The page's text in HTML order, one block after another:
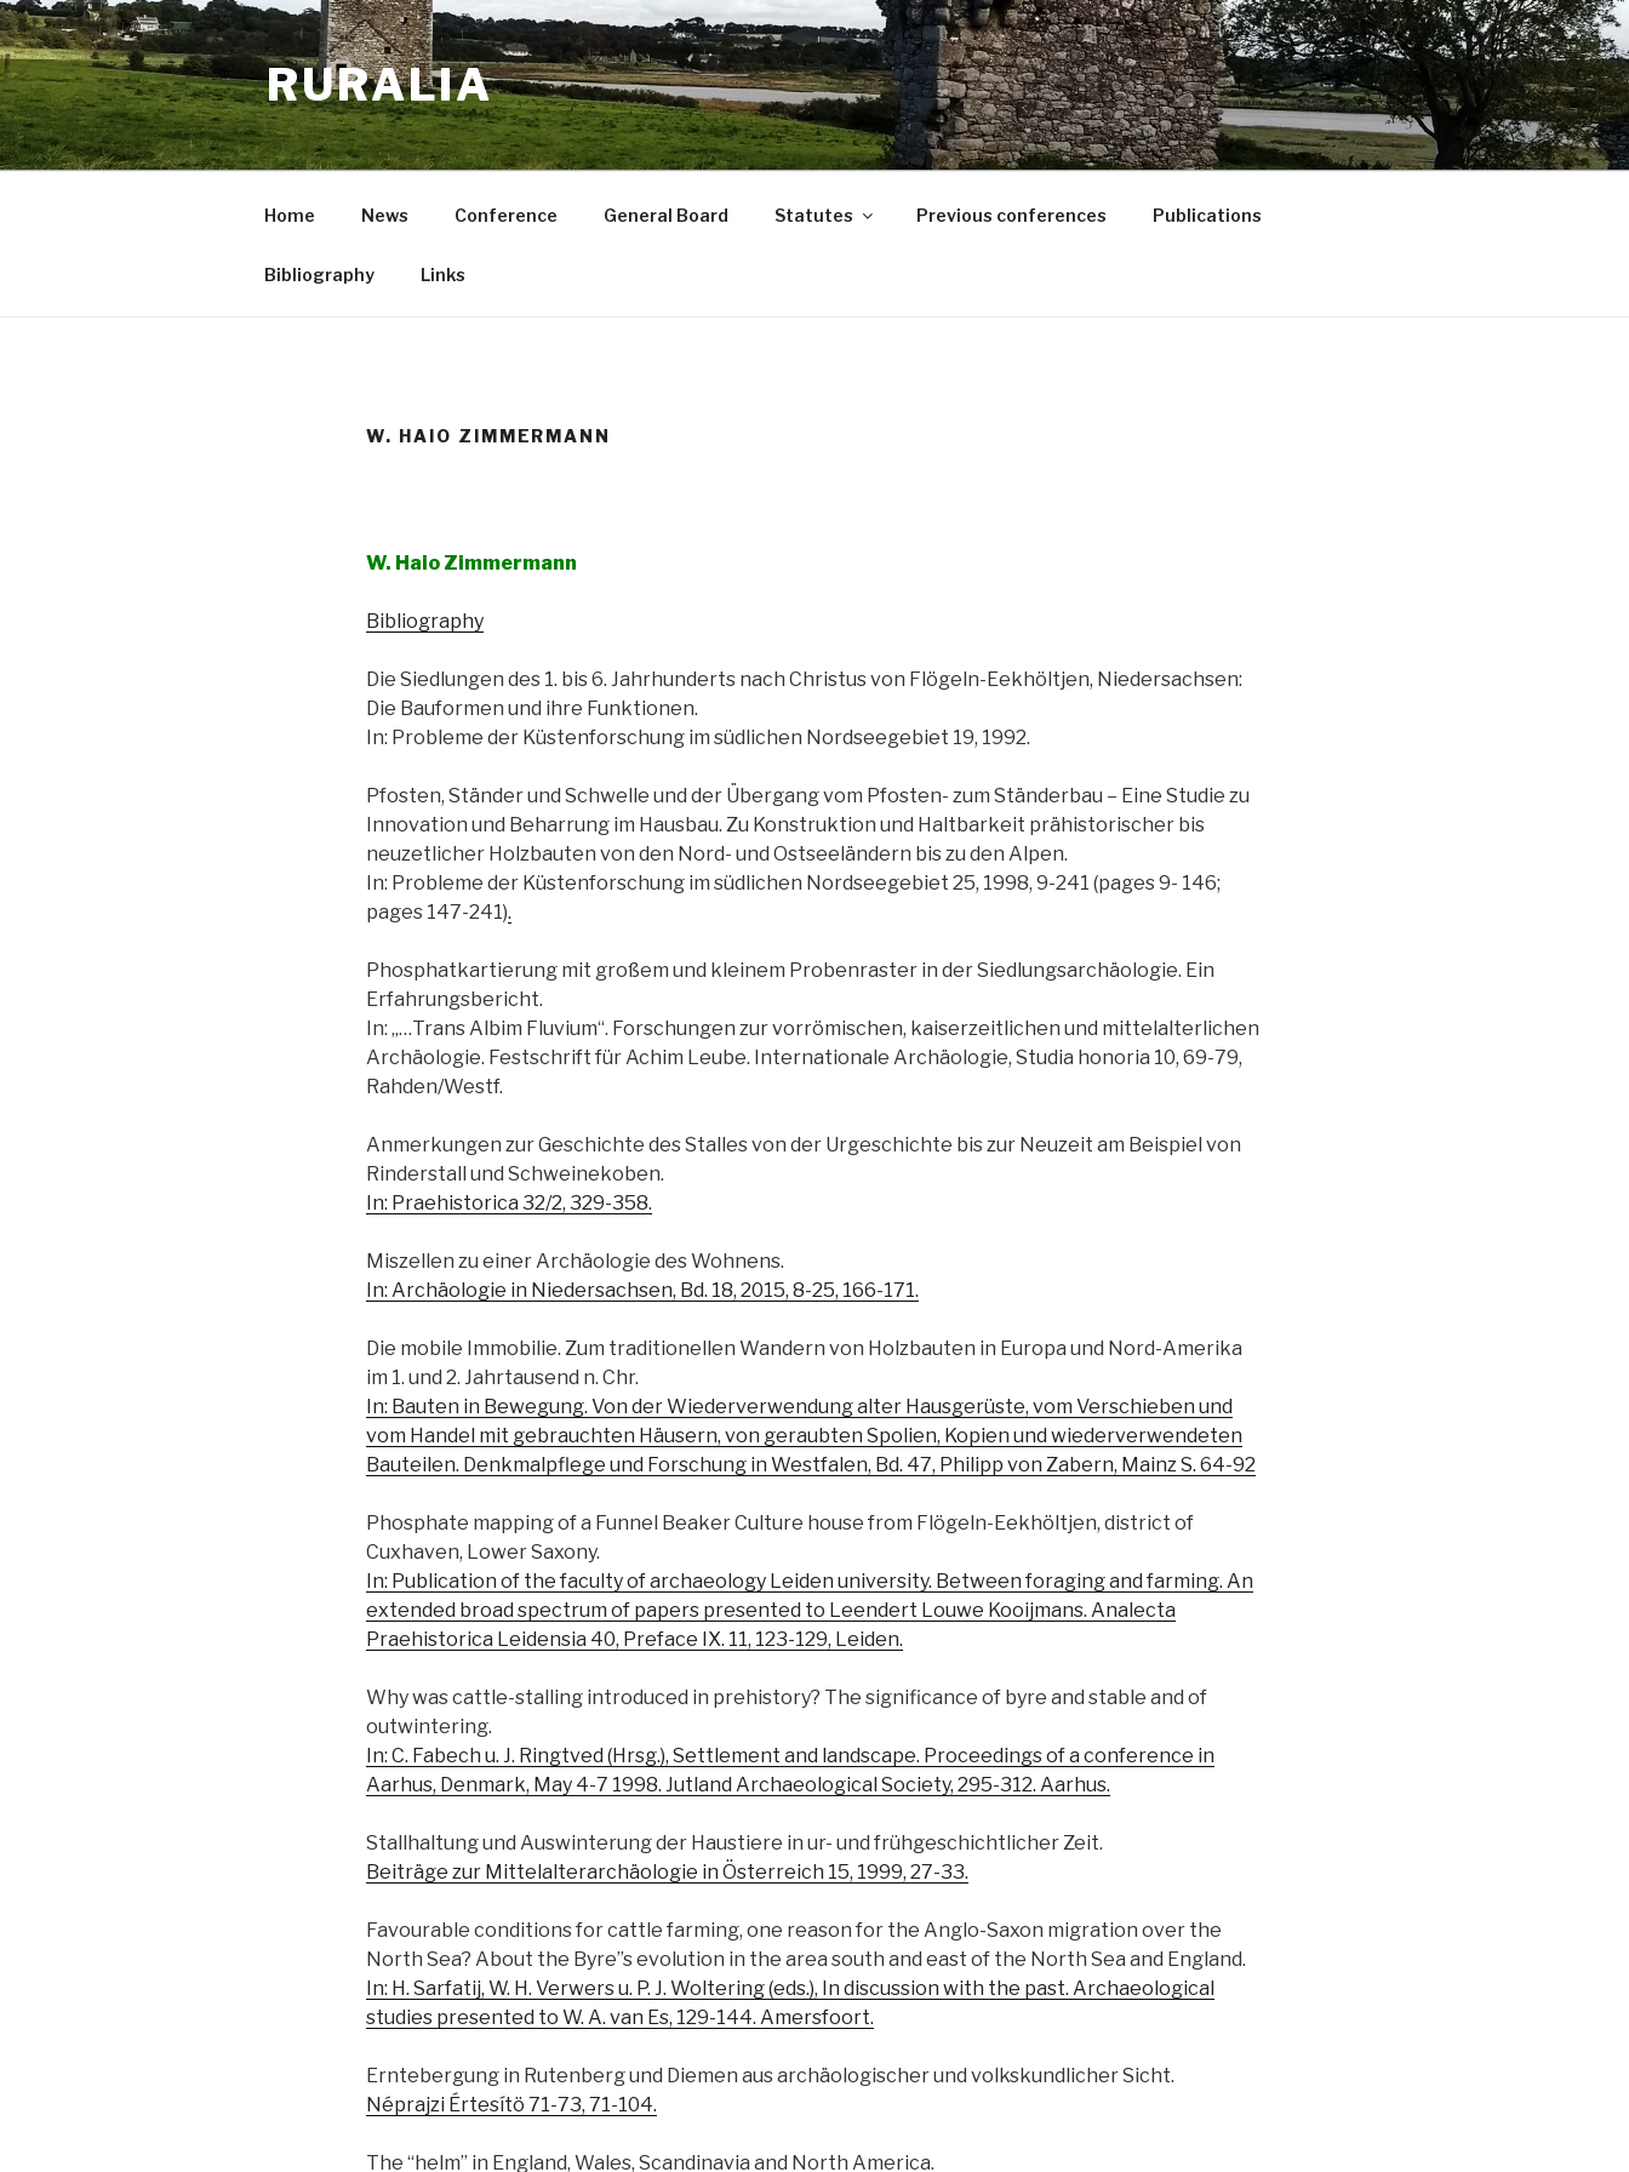
Skip
to
content
RURALIA
Home News Conference General Board Statutes Previous conferences Publications
Bibliography Links
W. HAIO ZIMMERMANN
W. Haio Zimmermann
Bibliography
Die Siedlungen des 1. bis 6. Jahrhunderts nach Christus von Flögeln-Eekhöltjen, Niedersachsen:
Die Bauformen und ihre Funktionen.
In: Probleme der Küstenforschung im südlichen Nordseegebiet 19, 1992.
Pfosten, Ständer und Schwelle und der Übergang vom Pfosten- zum Ständerbau – Eine Studie zu
Innovation und Beharrung im Hausbau. Zu Konstruktion und Haltbarkeit prähistorischer bis
neuzetlicher Holzbauten von den Nord- und Ostseeländern bis zu den Alpen.
In: Probleme der Küstenforschung im südlichen Nordseegebiet 25, 1998, 9-241 (pages 9- 146;
pages 147-241).
Phosphatkartierung mit großem und kleinem Probenraster in der Siedlungsarchäologie. Ein
Erfahrungsbericht.
In: „…Trans Albim Fluvium“. Forschungen zur vorrömischen, kaiserzeitlichen und mittelalterlichen
Archäologie. Festschrift für Achim Leube. Internationale Archäologie, Studia honoria 10, 69-79,
Rahden/Westf.
Anmerkungen zur Geschichte des Stalles von der Urgeschichte bis zur Neuzeit am Beispiel von
Rinderstall und Schweinekoben.
In: Praehistorica 32/2, 329-358.
Miszellen zu einer Archäologie des Wohnens.
In: Archäologie in Niedersachsen, Bd. 18, 2015, 8-25, 166-171.
Die mobile Immobilie. Zum traditionellen Wandern von Holzbauten in Europa und Nord-Amerika
im 1. und 2. Jahrtausend n. Chr.
In: Bauten in Bewegung. Von der Wiederverwendung alter Hausgerüste, vom Verschieben und
vom Handel mit gebrauchten Häusern, von geraubten Spolien, Kopien und wiederverwendeten
Bauteilen. Denkmalpflege und Forschung in Westfalen, Bd. 47, Philipp von Zabern, Mainz S. 64-92
Phosphate mapping of a Funnel Beaker Culture house from Flögeln-Eekhöltjen, district of
Cuxhaven, Lower Saxony.
In: Publication of the faculty of archaeology Leiden university. Between foraging and farming. An
extended broad spectrum of papers presented to Leendert Louwe Kooijmans. Analecta
Praehistorica Leidensia 40, Preface IX. 11, 123-129, Leiden.
Why was cattle-stalling introduced in prehistory? The significance of byre and stable and of
outwintering.
In: C. Fabech u. J. Ringtved (Hrsg.), Settlement and landscape. Proceedings of a conference in
Aarhus, Denmark, May 4-7 1998. Jutland Archaeological Society, 295-312. Aarhus.
Stallhaltung und Auswinterung der Haustiere in ur- und frühgeschichtlicher Zeit.
Beiträge zur Mittelalterarchäologie in Österreich 15, 1999, 27-33.
Favourable conditions for cattle farming, one reason for the Anglo-Saxon migration over the
North Sea? About the Byre”s evolution in the area south and east of the North Sea and England.
In: H. Sarfatij, W. H. Verwers u. P. J. Woltering (eds.), In discussion with the past. Archaeological
studies presented to W. A. van Es, 129-144. Amersfoort.
Erntebergung in Rutenberg und Diemen aus archäologischer und volkskundlicher Sicht.
Néprajzi Értesítö 71-73, 71-104.
The “helm” in England, Wales, Scandinavia and North America.